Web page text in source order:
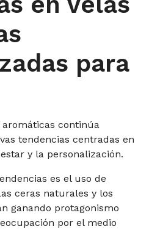
para
continúa
tendencias centradas en
y la personalización.
es el uso de
ceras naturales y los
ganando protagonismo
por el medio